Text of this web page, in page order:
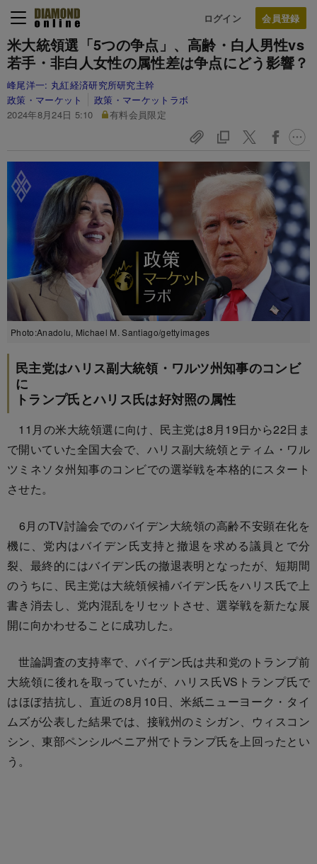
ログイン
米大統領選「5つの争点」、高齢・白人男性vs
若手・非白人女性の属性差は争点にどう影響？
峰尾洋一: 丸紅経済研究所研究主幹
政策・マーケット
政策・マーケットラボ
2024年8月24日 5:10
有料会員限定
Photo:Anadolu, Michael M. Santiago/gettyimages
民主党はハリス副大統領・ワルツ州知事のコンビ
に
トランプ氏とハリス氏は好対照の属性
11月の米大統領選に向け、民主党は8月19日から22日ま
で開いていた全国大会で、ハリス副大統領とティム・ワル
ツミネソタ州知事のコンビでの選挙戦を本格的にスタート
させた。
6月のTV討論会でのバイデン大統領の高齢不安顕在化を
機に、党内はバイデン氏支持と撤退を求める議員とで分
裂、最終的にはバイデン氏の撤退表明となったが、短期間
のうちに、民主党は大統領候補バイデン氏をハリス氏で上
書き消去し、党内混乱をリセットさせ、選挙戦を新たな展
開に向かわせることに成功した。
世論調査の支持率で、バイデン氏は共和党のトランプ前
大統領に後れを取っていたが、ハリス氏VSトランプ氏で
はほぼ拮抗し、直近の8月10日、米紙ニューヨーク・タイ
ムズが公表した結果では、接戦州のミシガン、ウィスコン
シン、東部ペンシルベニア州でトランプ氏を上回ったとい
う。